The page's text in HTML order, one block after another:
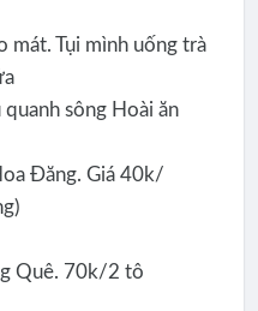
mát. Tụi mình uống trà
sông Hoài ăn
Đăng. Giá 40k/
Quê. 70k/2 tô